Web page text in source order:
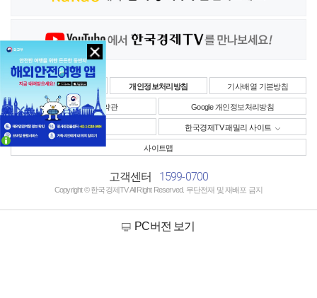
이용약관 개인정보처리방침 기사배열 기본방침
YouTube 서비스 약관 Google 개인정보처리방침
사업자정보 한국경제TV 패밀리 사이트
사이트맵
고객센터 1599-0700
Copyright © 한국경제TV All Right Reserved. 무단전재 및 재배포 금지
PC버전 보기